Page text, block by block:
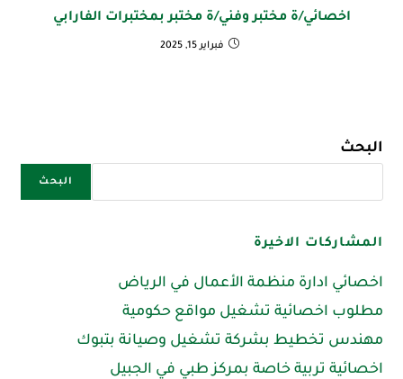
اخصائي/ة مختبر وفني/ة مختبر بمختبرات الفارابي
فبراير 15, 2025
البحث
البحث
المشاركات الاخيرة
اخصائي ادارة منظمة الأعمال في الرياض
مطلوب اخصائية تشغيل مواقع حكومية
مهندس تخطيط بشركة تشغيل وصيانة بتبوك
اخصائية تربية خاصة بمركز طبي في الجبيل